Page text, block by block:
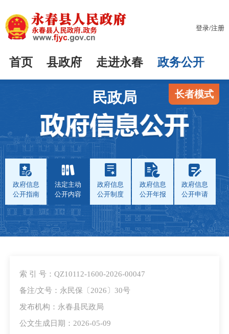
登录/注册
首页 县政府 走进永春 政务公开
长者模式
民政局
政府信息
公开指南
法定主动
公开内容
政府信息
公开制度
政府信息
公开年报
政府信息
公开申请
索 引 号：QZ10112-1600-2026-00047
备注/文号：永民保〔2026〕30号
发布机构：永春县民政局
公文生成日期：2026-05-09